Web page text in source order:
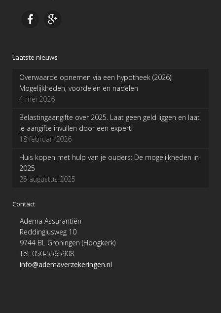
Laatste nieuws
Overwaarde opnemen via een hypotheek (2026):
Mogelijkheden, voordelen en nadelen
4 mei 2026
Belastingaangifte over 2025. Laat geen geld liggen en laat
je aangifte invullen door een expert!
18 februari 2026
Huis kopen met hulp van je ouders: De mogelijkheden in
2025
25 augustus 2025
Contact
Adema Assurantiën
Reddingiusweg 10
9744 BL Groningen (Hoogkerk)
Tel. 050-5565908
info@ademaverzekeringen.nl